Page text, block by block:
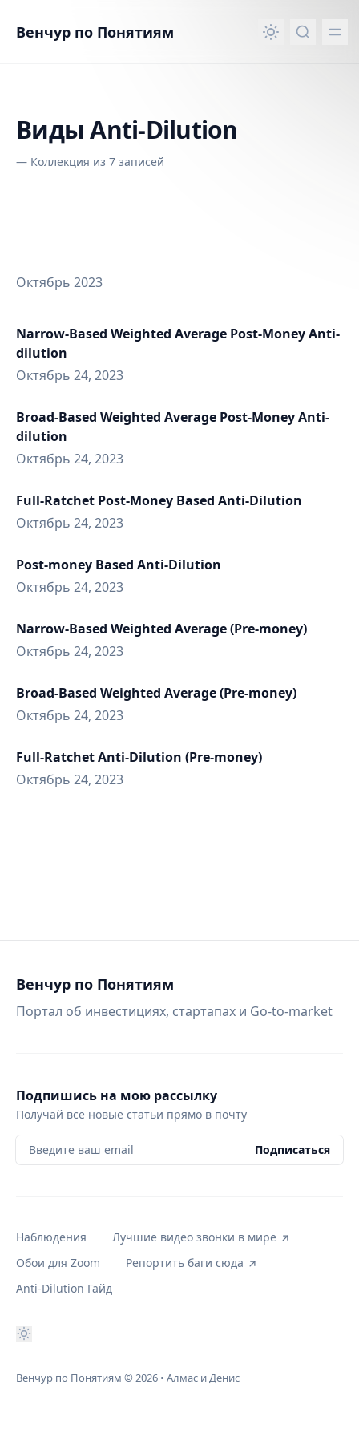
Венчур по Понятиям
Виды Anti-Dilution
— Коллекция из 7 записей
Октябрь 2023
Narrow-Based Weighted Average Post-Money Anti-
dilution
Октябрь 24, 2023
Broad-Based Weighted Average Post-Money Anti-
dilution
Октябрь 24, 2023
Full-Ratchet Post-Money Based Anti-Dilution
Октябрь 24, 2023
Post-money Based Anti-Dilution
Октябрь 24, 2023
Narrow-Based Weighted Average (Pre-money)
Октябрь 24, 2023
Broad-Based Weighted Average (Pre-money)
Октябрь 24, 2023
Full-Ratchet Anti-Dilution (Pre-money)
Октябрь 24, 2023
Венчур по Понятиям
Портал об инвестициях, стартапах и Go-to-market
Подпишись на мою рассылку
Получай все новые статьи прямо в почту
Введите ваш email Подписаться
Наблюдения
Лучшие видео звонки в мире
Обои для Zoom
Репортить баги сюда
Anti-Dilution Гайд
Венчур по Понятиям © 2026 • Алмас и Денис